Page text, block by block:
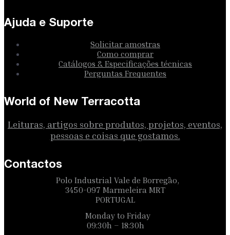
Ajuda e Suporte
Solicitar amostras
Como comprar
Catálogos & Especificações técnicas
Perguntas Frequentes
World of New Terracotta
Leituras, artigos sobre produtos, projetos, eventos,
pessoas e coisas que gostamos.
Contactos
Polo Industrial Vale de Borregão,
3450-097 Marmeleira MRT
PORTUGAL
Monday to Friday
09:30h – 18:30h